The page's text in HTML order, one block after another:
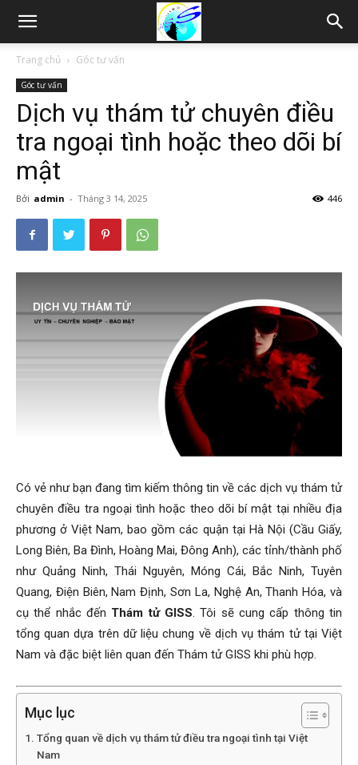
Thám
Phòng,
Phong,
thám
Trang chủ Góc tư vấn
Góc tư vấn
Dịch vụ thám tử chuyên điều
tra ngoại tình hoặc theo dõi bí
mật
Bởi admin - Tháng 3 14, 2025 446
Có vẻ như bạn đang tìm kiếm thông tin về các dịch vụ thám tử
chuyên điều tra ngoại tình hoặc theo dõi bí mật tại nhiều địa
phương ở Việt Nam, bao gồm các quận tại Hà Nội (Cầu Giấy,
Long Biên, Ba Đình, Hoàng Mai, Đông Anh), các tỉnh/thành phố
như Quảng Ninh, Thái Nguyên, Móng Cái, Bắc Ninh, Tuyên
Quang, Điện Biên, Nam Định, Sơn La, Nghệ An, Thanh Hóa, và
cụ thể nhắc đến Thám tử GISS. Tôi sẽ cung cấp thông tin
tổng quan dựa trên dữ liệu chung về dịch vụ thám tử tại Việt
Nam và đặc biệt liên quan đến Thám tử GISS khi phù hợp.
Mục lục
Tổng quan về dịch vụ thám tử điều tra ngoại tình tại Việt
Nam